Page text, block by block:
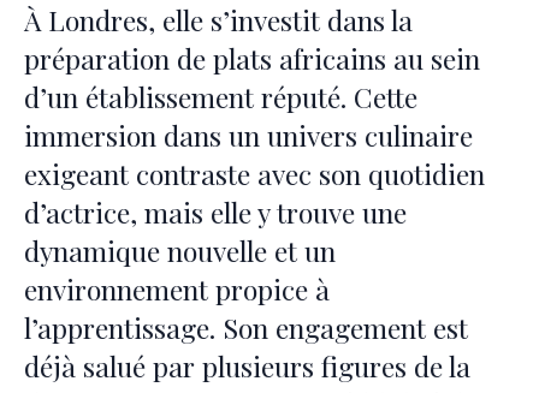
À Londres, elle s’investit dans la
préparation de plats africains au sein
d’un établissement réputé. Cette
immersion dans un univers culinaire
exigeant contraste avec son quotidien
d’actrice, mais elle y trouve une
dynamique nouvelle et un
environnement propice à
l’apprentissage. Son engagement est
déjà salué par plusieurs figures de la